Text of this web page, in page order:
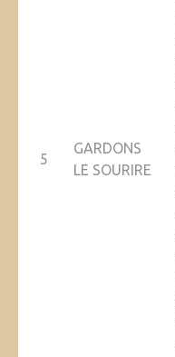
5
GARDONS
LE SOURIRE